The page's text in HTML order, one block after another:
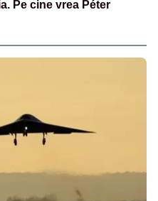
Pe cine vrea Péter